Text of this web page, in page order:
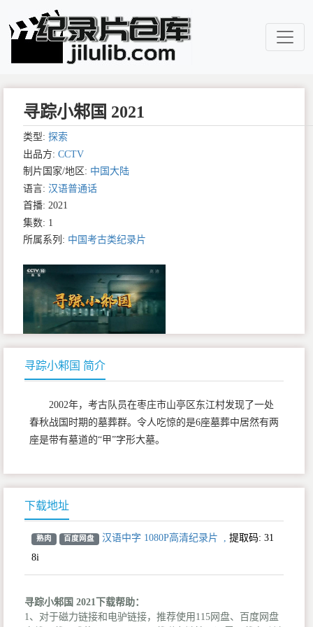
寻踪小邾国 2021
类型: 探索
出品方: CCTV
制片国家/地区: 中国大陆
语言: 汉语普通话
首播: 2021
集数: 1
所属系列: 中国考古类纪录片
寻踪小邾国 简介
2002年，考古队员在枣庄市山亭区东江村发现了一处
春秋战国时期的墓葬群。令人吃惊的是6座墓葬中居然有两
座是带有墓道的“甲”字形大墓。
下载地址
熟肉 百度网盘 汉语中字 1080P高清纪录片 , 提取码:31
8i
寻踪小邾国 2021下载帮助：
1、对于磁力链接和电驴链接，推荐使用115网盘、百度网盘